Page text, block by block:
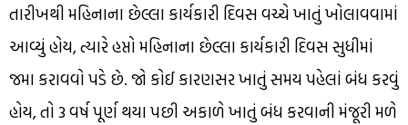
તારીખથી મહિનાના છેલ્લા કાર્યકારી દિવસ વચ્ચે ખાતું ખોલાવવામાં
આવ્યું હોય, ત્યારે હપ્તો મહિનાના છેલ્લા કાર્યકારી દિવસ સુધીમાં
જમા કરાવવો પડે છે. જો કોઈ કારણસર ખાતું સમય પહેલાં બંધ કરવું
હોય, તો 3 વર્ષ પૂર્ણ થયા પછી અકાળે ખાતું બંધ કરવાની મંજૂરી મળે